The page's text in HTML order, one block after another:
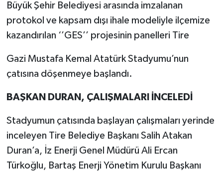
Büyük Şehir Belediyesi arasında imzalanan
protokol ve kapsam dışı ihale modeliyle ilçemize
kazandırılan ‘’GES’’ projesinin panelleri Tire
Gazi Mustafa Kemal Atatürk Stadyumu’nun
çatısına döşenmeye başlandı.
BAŞKAN DURAN, ÇALIŞMALARI İNCELEDİ
Stadyumun çatısında başlayan çalışmaları yerinde
inceleyen Tire Belediye Başkanı Salih Atakan
Duran’a, İz Enerji Genel Müdürü Ali Ercan
Türkoğlu, Bartaş Enerji Yönetim Kurulu Başkanı